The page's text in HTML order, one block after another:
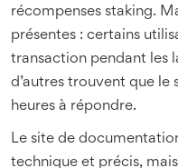
récompenses staking.
présentes : certains
transaction pendant les
d’autres trouvent que le
heures à répondre.
Le site de
technique et précis,